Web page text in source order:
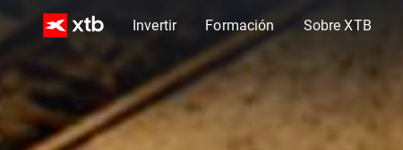
Invertir Formación Sobre XTB